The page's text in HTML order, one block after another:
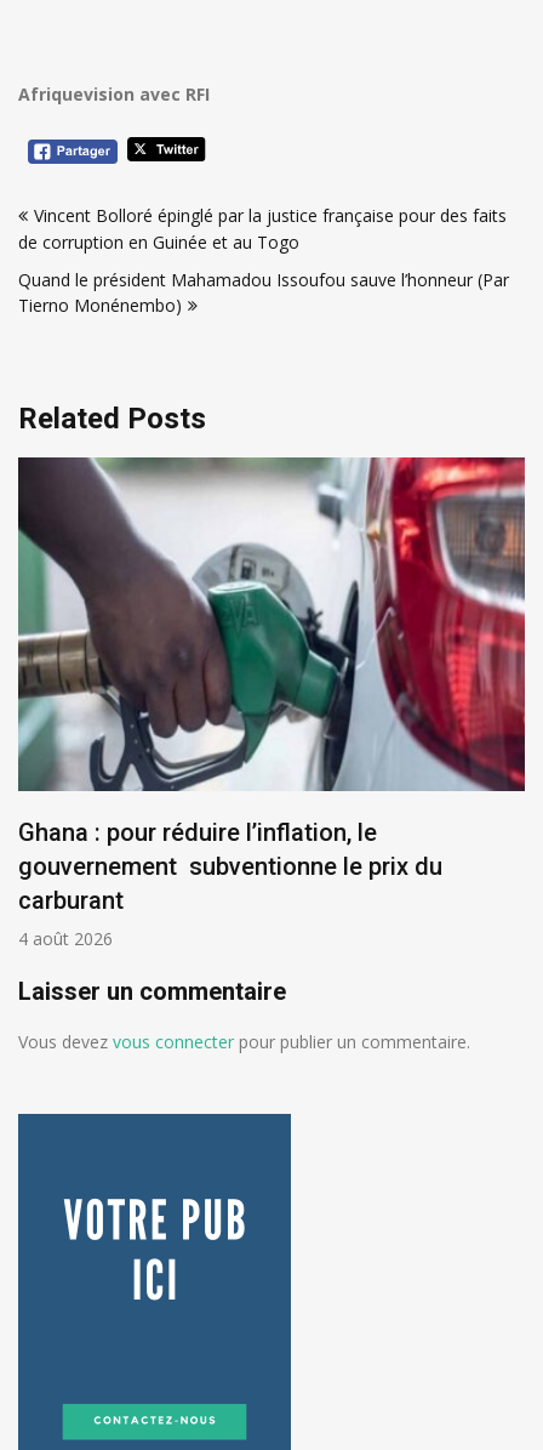
Afriquevision avec RFI
de
l’article
Vincent Bolloré épinglé par la justice française pour des faits
de corruption en Guinée et au Togo
Quand le président Mahamadou Issoufou sauve l’honneur (Par
Tierno Monénembo)
Related Posts
Ghana : pour réduire l’inflation, le
gouvernement subventionne le prix du
carburant
4 août 2026
Laisser un commentaire
Vous devez vous connecter pour publier un commentaire.